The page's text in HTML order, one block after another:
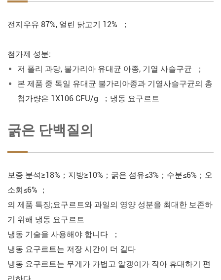
전지우유 87%, 얼린 닭고기 12% ；
첨가제 성분:
저 폴리 과당, 불가리아 유대균 아종, 기열 사슬구균 ；
본 제품 중 독일 유대균 불가리아종과 기열사슬구균의 총
첨가량은 1X106 CFU/g ；냉동 요구르트
굵은 단백질의
보증 분석≥18%；지방≥10%；굵은 섬유≤3%；수분≤6%；오
소회≤6% ；
의 제품 특징;요구르트와 과일의 영양 성분을 최대한 보존하
기 위해 냉동 요구르트
냉동 기술을 사용해야 합니다 ；
냉동 요구르트는 저장 시간이 더 길다
냉동 요구르트는 무게가 가볍고 알갱이가 작아 휴대하기 편